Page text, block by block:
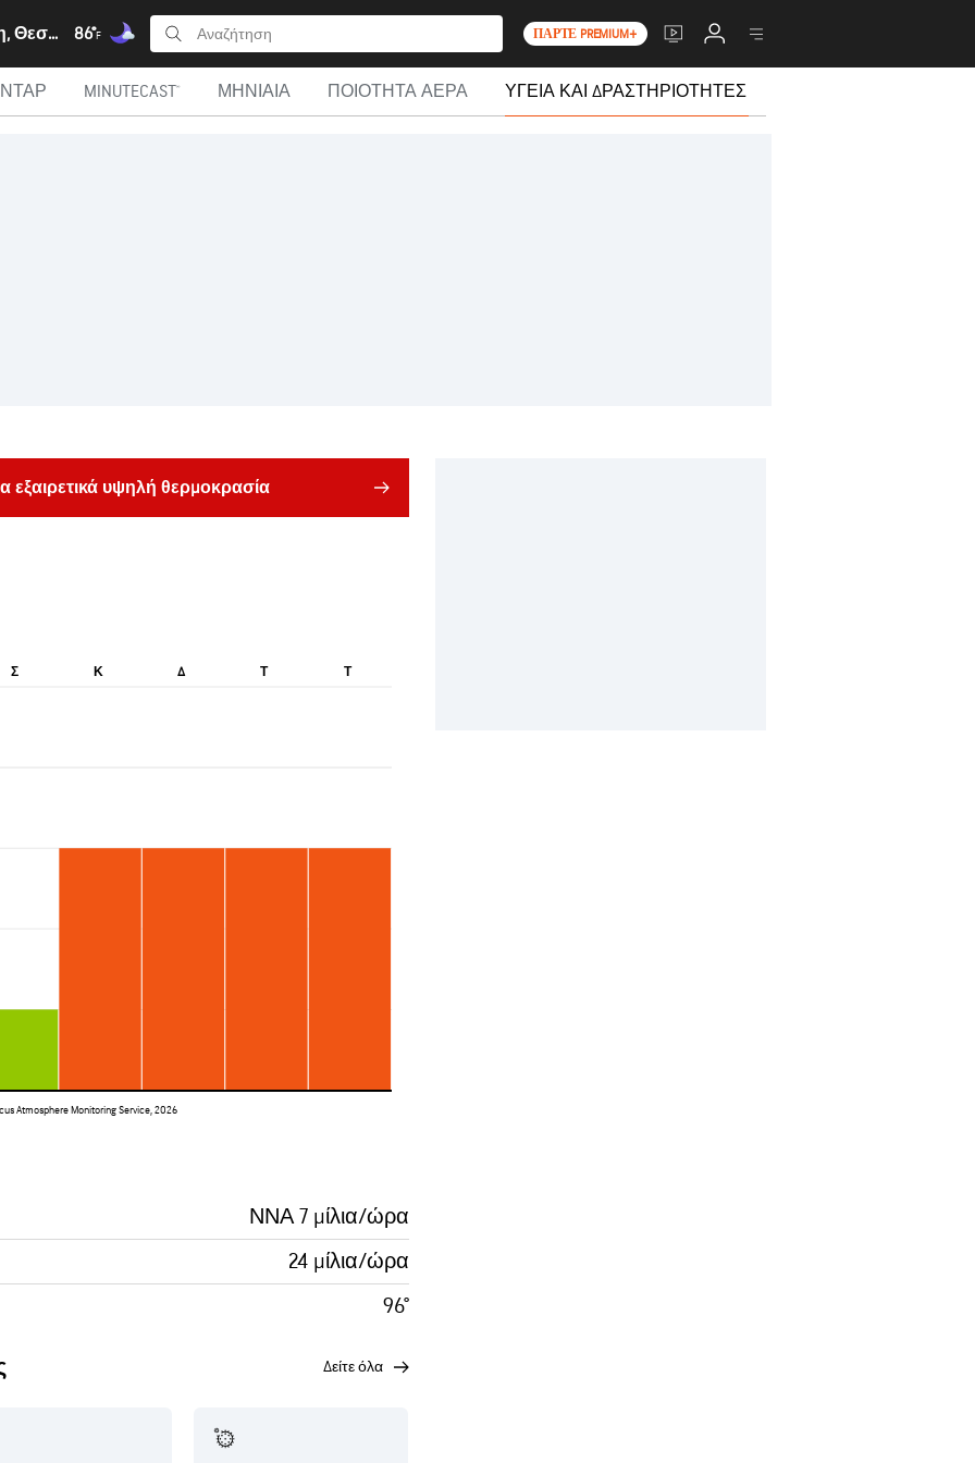
Γιαννούλη, Θεσσαλία 86°F ΠΆΡΤΕ PREMIUM+
MINUTECAST® ΜΗΝΙΑΊΑ ΠΟΙΌΤΗΤΑ ΑΈΡΑ ΥΓΕΊΑ ΚΑΙ ΔΡΑΣΤΗΡΙΌΤΗΤΕΣ
εξαιρετικά υψηλή θερμοκρασία
Σ Κ Δ Τ Τ
Atmosphere Monitoring Service, 2026
ΝΝΑ 7 μίλια/ώρα
24 μίλια/ώρα
96°
δείτε όλα